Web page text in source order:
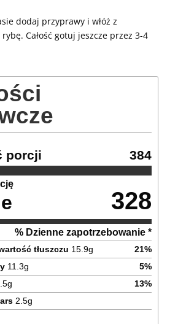
dodaj przyprawy i włóż z
Całość gotuj jeszcze przez 3-4
porcji 384
328
% Dzienne zapotrzebowanie *
tłuszczu 15.9g 21%
11.3g 5%
g 13%
2.5g